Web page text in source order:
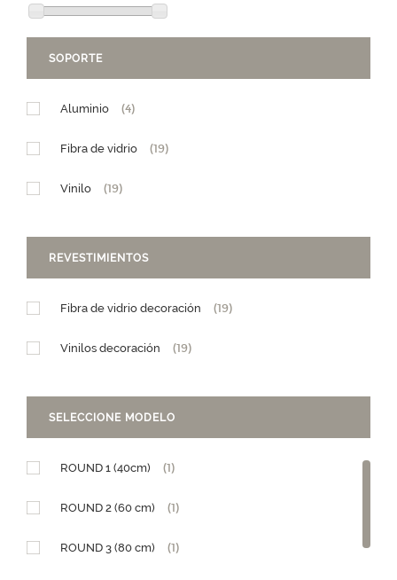
SOPORTE
Aluminio (4)
Fibra de vidrio (19)
Vinilo (19)
REVESTIMIENTOS
Fibra de vidrio decoración (19)
Vinilos decoración (19)
SELECCIONE MODELO
ROUND 1 (40cm) (1)
ROUND 2 (60 cm) (1)
ROUND 3 (80 cm) (1)